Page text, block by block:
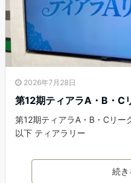
2026年7月28日
第12期ティアラA・B・C
第12期ティアラA・B・Cリー
以下 ティアラリー
続き